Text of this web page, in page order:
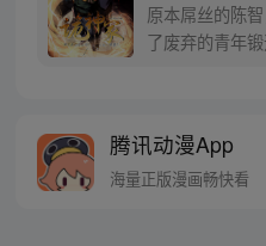
原本屌丝的陈
了废弃的青年
永远是最弱小
个始于信仰的
腾讯动漫App
海量正版漫画畅快看